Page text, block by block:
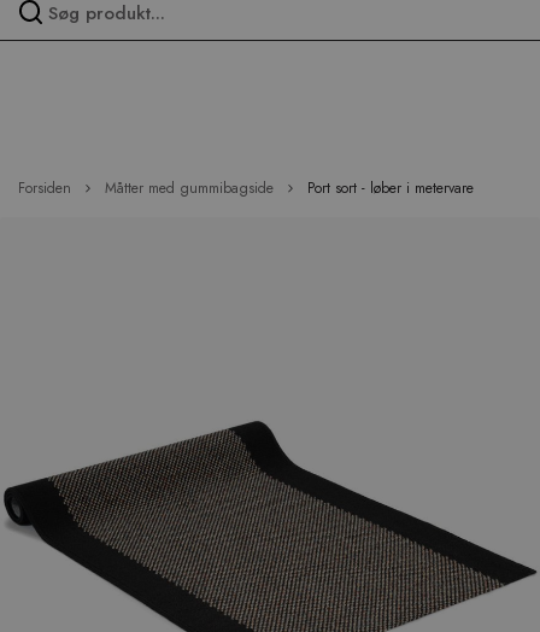
Forsiden Måtter med gummibagside Port sort - løber i metervare